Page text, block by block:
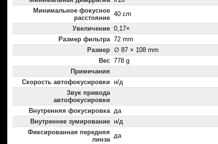
Минимальное фокусное
расстояние
40 cm
Увеличение 0,17×
Размер фильтра 72 mm
Размер ∅ 87 × 108 mm
Вес 778 g
Примечания
Скорость автофокусировки н/д
Звук привода
автофокусировки
Внутренняя фокусировка да
Внутреннее зумирование н/д
Фиксированная передняя
линза
да